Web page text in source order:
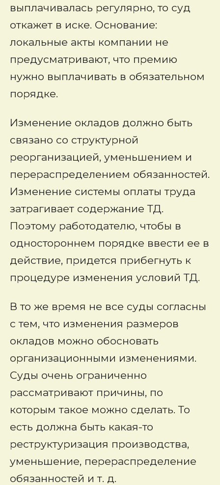
выплачивалась регулярно, то суд
откажет в иске. Основание:
локальные акты компании не
предусматривают, что премию
нужно выплачивать в обязательном
порядке.
Изменение окладов должно быть
связано со структурной
реорганизацией, уменьшением и
перераспределением обязанностей.
Изменение системы оплаты труда
затрагивает содержание ТД.
Поэтому работодателю, чтобы в
одностороннем порядке ввести ее в
действие, придется прибегнуть к
процедуре изменения условий ТД.
В то же время не все суды согласны
с тем, что изменения размеров
окладов можно обосновать
организационными изменениями.
Суды очень ограниченно
рассматривают причины, по
которым такое можно сделать. То
есть должна быть какая-то
реструктуризация производства,
уменьшение, перераспределение
обязанностей и т. д.